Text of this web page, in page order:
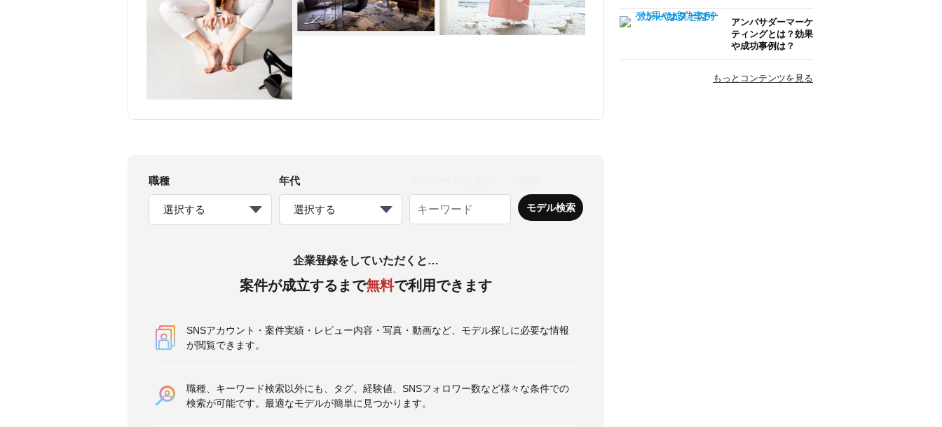
職種
選択する
年代
選択する
企業登録をしていただくと…
案件が成立するまで無料で利用できます
SNSアカウント・案件実績・レビュー内容・写真・動画など、モデル探しに必要な情報
が閲覧できます。
職種、キーワード検索以外にも、タグ、経験値、SNSフォロワー数など様々な条件での
検索が可能です。最適なモデルが簡単に見つかります。
アンバサダーマーケ
ティングとは？効果
や成功事例は？
もっとコンテンツを見る